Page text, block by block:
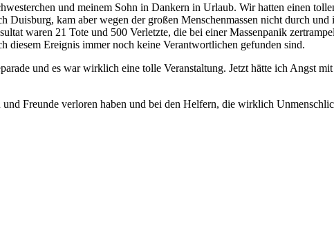
und meinem Sohn in Dankern in Urlaub. Wir hatten einen
kam aber wegen der großen Menschenmassen nicht durch
waren 21 Tote und 500 Verletzte, die bei einer Massenpanik
diesem Ereignis immer noch keine Verantwortlichen gefunden sind.
und es war wirklich eine tolle Veranstaltung. Jetzt hätte ich Angst
Freunde verloren haben und bei den Helfern, die wirklich